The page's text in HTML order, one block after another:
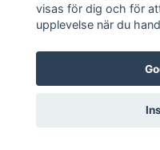
©
visas för dig och för
upplevelse när du